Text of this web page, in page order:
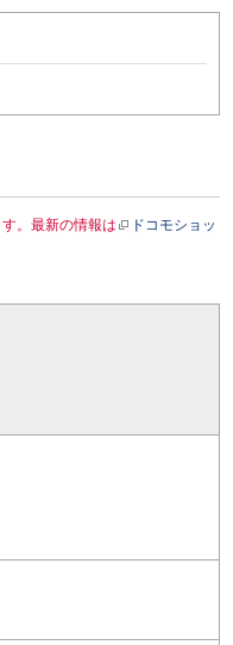
。最新の情報は
ドコモショッ